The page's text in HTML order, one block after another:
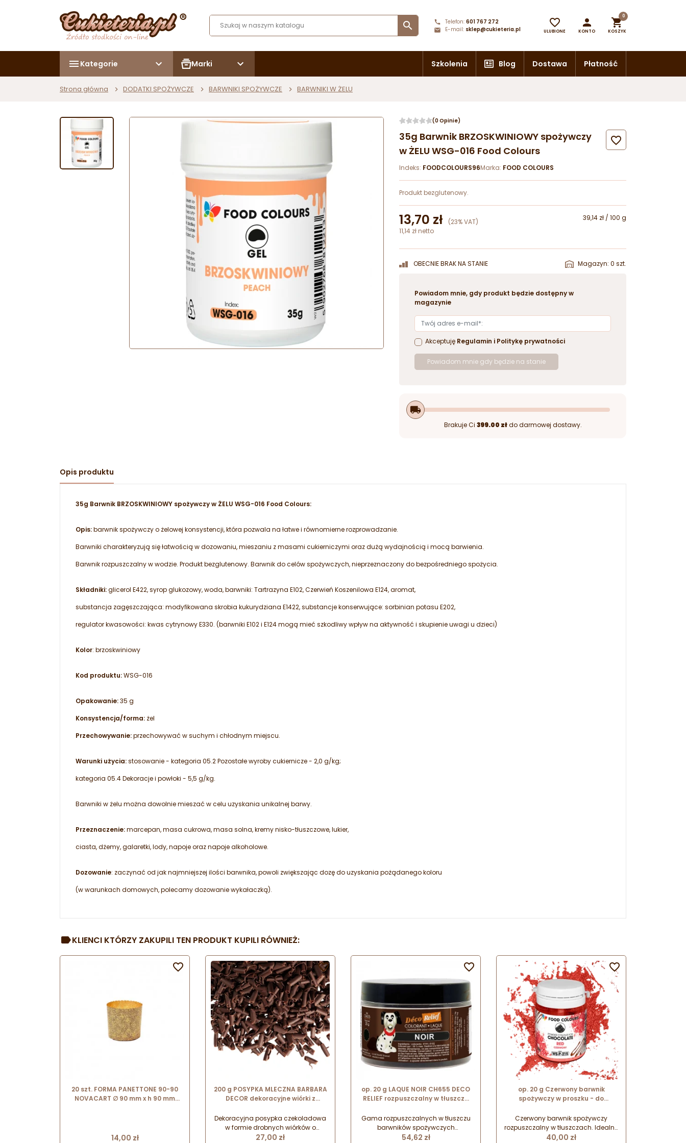
 Telefon: 601 767 272
E-mail: sklep@cukieteria.pl

ULUBIONE

KONTO

0
KOSZYK
Kategorie Marki Szkolenia Blog Dostawa Płatność
Strona główna DODATKI SPOŻYWCZE BARWNIKI SPOŻYWCZE BARWNIKI W ŻELU
(0 Opinie)
35g Barwnik BRZOSKWINIOWY spożywczy
w ŻELU WSG-016 Food Colours

Indeks: FOODCOLOURS96Marka: FOOD COLOURS
Produkt bezglutenowy.
13,70 zł (23% VAT)
39,14 zł / 100 g
11,14 zł netto
OBECNIE BRAK NA STANIE Magazyn: 0 szt.
Powiadom mnie, gdy produkt będzie dostępny w
magazynie
Akceptuję Regulamin i Politykę prywatności
Powiadom mnie gdy będzie na stanie
local_shipping
Brakuje Ci 399.00 złdo darmowej dostawy.
Opis produktu
35g Barwnik BRZOSKWINIOWY spożywczy w ŻELU WSG-016 Food Colours:
Opis:barwnik spożywczy o żelowej konsystencji, która pozwala na łatwe i równomierne rozprowadzanie.
Barwniki charakteryzują się łatwością w dozowaniu, mieszaniu z masami cukierniczymi oraz dużą wydajnością i mocą barwienia.
Barwnik rozpuszczalny w wodzie. Produkt bezglutenowy. Barwnik do celów spożywczych, nieprzeznaczony do bezpośredniego spożycia.
Składniki:glicerol E422, syrop glukozowy, woda, barwniki: Tartrazyna E102, Czerwień Koszenilowa E124, aromat,
substancja zagęszczająca: modyﬁkowana skrobia kukurydziana E1422, substancje konserwujące: sorbinian potasu E202,
regulator kwasowości: kwas cytrynowy E330. (barwniki E102 i E124 mogą mieć szkodliwy wpływ na aktywność i skupienie uwagi u dzieci)
Kolor: brzoskwiniowy
Kod produktu:WSG-016
Opakowanie:35 g
Konsystencja/forma: żel
Przechowywanie:przechowywać w suchym i chłodnym miejscu.
Warunki użycia:stosowanie - kategoria 05.2 Pozostałe wyroby cukiernicze - 2,0 g/kg;
kategoria 05.4 Dekoracje i powłoki - 5,5 g/kg.
Barwniki w żelu można dowolnie mieszać w celu uzyskania unikalnej barwy.
Przeznaczenie:marcepan, masa cukrowa, masa solna, kremy nisko-tłuszczowe, lukier,
ciasta, dżemy, galaretki, lody, napoje oraz napoje alkoholowe.
Dozowanie: zaczynać od jak najmniejszej ilości barwnika, powoli zwiększając dozę do uzyskania pożądanego koloru
(w warunkach domowych, polecamy dozowanie wykałaczką).
KLIENCI KTÓRZY ZAKUPILI TEN PRODUKT KUPILI RÓWNIEŻ:
20 szt. FORMA PANETTONE 90-90
NOVACART ∅ 90 mm x h 90 mm
Cena
14,00 zł

200 g POSYPKA MLECZNA BARBARA
DECOR dekoracyjne wiórki z
Dekoracyjna posypka czekoladowa
w formie drobnych wiórków o
uniwersalnym zastosowaniu w
Cena
27,00 zł

op. 20 g LAQUE NOIR CH655 DECO
RELIEF rozpuszczalny w tłuszczu
czarny
Gama rozpuszczalnych w tłuszczu
barwników spożywczych
charakteryzujących się wysoką
Cena
54,62 zł

op. 20 g Czerwony barwnik
spożywczy w proszku - do
tłuszczu - WS-P-215 Food Colours
Czerwony barwnik spożywczy
rozpuszczalny w tłuszczach. Idealny
do barwienia białej czekolady i
Cena
40,00 zł
